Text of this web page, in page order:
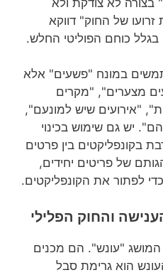
של החוק" דווקא
כוחם הפוליטי החלש.
במונח "פשעים" אלא
מצערים", "מקרים
"אירועים שיש למונעם",
יש גם שימוש בכינוי
בקונפליקטים בין פרטים
של פריטים יחידים,
לפתור את הקונפליקטים.
והחוק הפלילי
המושג "עונש". הם מכנים
הוא גרימת סבל